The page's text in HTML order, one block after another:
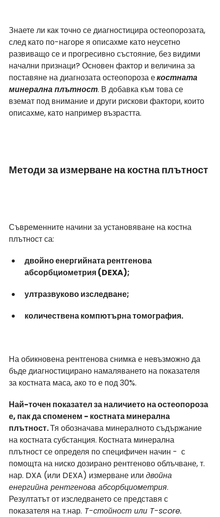
Знаете ли как точно се диагностицира остеопорозата,
след като по-нагоре я описахме като неусетно
развиващо се и прогресивно състояние, без видими
начални признаци? Основен фактор и величина за
поставяне на диагнозата остеопороза екостната
минерална плътност. В добавка към това се
вземат под внимание и други рискови фактори, които
описахме, като например възрастта.
Методи за измерване на костна плътност
Съвременните начини за установяване на костна
плътност са:
двойно енергийната рентгенова
абсорбциометрия (DEXA);
ултразвуково изследване;
количествена компютърна томография.
На обикновена рентгенова снимка е невъзможно да
бъде диагностицирано намаляването на показателя
за костната маса, ако то е под 30%.
Най-точен показател за наличието на остеопороза
е, пак да споменем - костната минерална
плътност. Тя обозначава минералното съдържание
на костната субстанция. Костната минерална
плътност се определя по специфичен начин -  с
помощта на ниско дозирано рентгеново облъчване, т.
нар. DXA (или DEXA) измерване или двойна
енергийна рентгенова абсорбциометрия.
Резултатът от изследването се представя с
показателя на т.нар. T-стойност или T-score.